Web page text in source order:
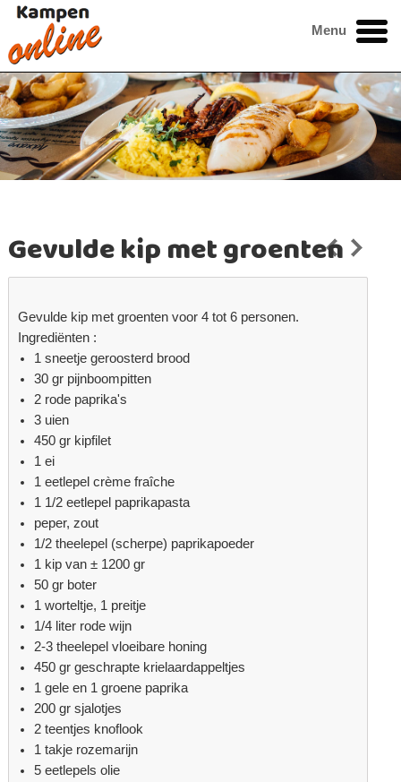
Menu
Gevulde kip met groenten
Gevulde kip met groenten voor 4 tot 6 personen.
Ingrediënten :
1 sneetje geroosterd brood
30 gr pijnboompitten
2 rode paprika's
3 uien
450 gr kipfilet
1 ei
1 eetlepel crème fraîche
1 1/2 eetlepel paprikapasta
peper, zout
1/2 theelepel (scherpe) paprikapoeder
1 kip van ± 1200 gr
50 gr boter
1 worteltje, 1 preitje
1/4 liter rode wijn
2-3 theelepel vloeibare honing
450 gr geschrapte krielaardappeltjes
1 gele en 1 groene paprika
200 gr sjalotjes
2 teentjes knoflook
1 takje rozemarijn
5 eetlepels olie